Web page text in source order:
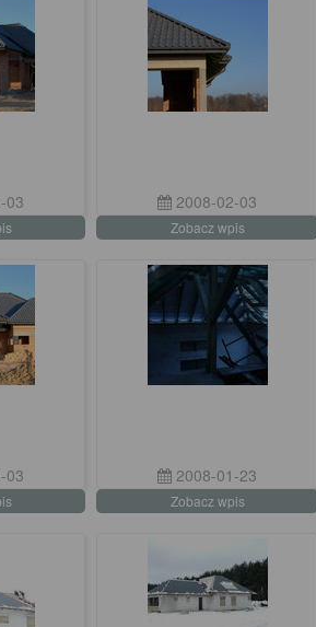
03 2008-02-03
Zobacz wpis
03 2008-01-23
Zobacz wpis